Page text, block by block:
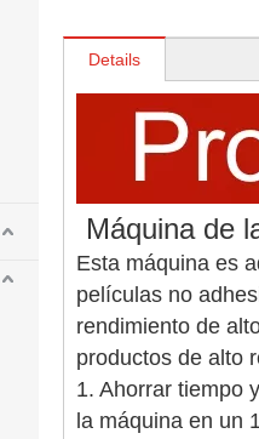
Details
Máquina de
Esta máquina es
películas no
rendimiento de
productos de alto
1. Ahorrar tiempo
la máquina en un